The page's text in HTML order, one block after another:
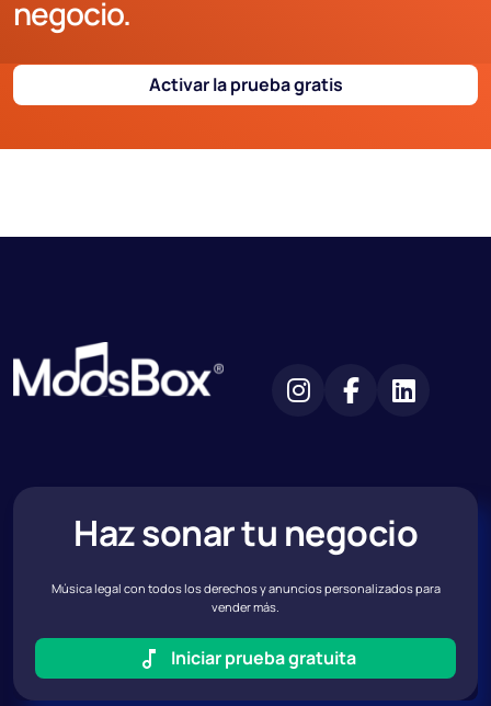
negocio.
Activar la prueba gratis
Haz sonar tu negocio
Música legal con todos los derechos y anuncios personalizados para
vender más.
Iniciar prueba gratuita